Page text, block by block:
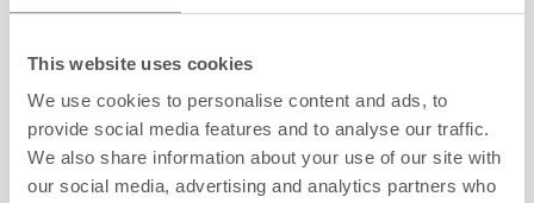
This website uses cookies
We use cookies to personalise content and ads, to
provide social media features and to analyse our traffic.
We also share information about your use of our site with
our social media, advertising and analytics partners who
STÉATITES
TK-240PM Tulikivi Classic